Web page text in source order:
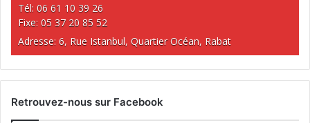
Tél: 06 61 10 39 26
Fixe: 05 37 20 85 52
Adresse: 6, Rue Istanbul, Quartier Océan, Rabat
Retrouvez-nous sur Facebook